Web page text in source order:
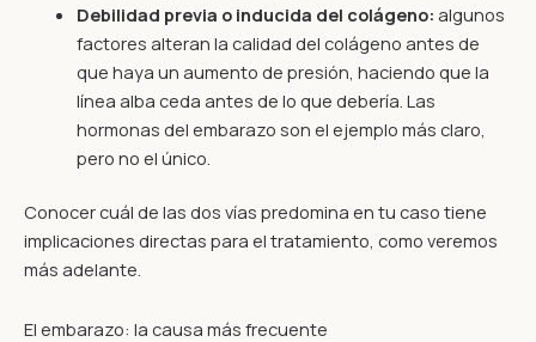
Debilidad previa o inducida del colágeno: algunos
factores alteran la calidad del colágeno antes de
que haya un aumento de presión, haciendo que la
línea alba ceda antes de lo que debería. Las
hormonas del embarazo son el ejemplo más claro,
pero no el único.
Conocer cuál de las dos vías predomina en tu caso tiene
implicaciones directas para el tratamiento, como veremos
más adelante.
El embarazo: la causa más frecuente